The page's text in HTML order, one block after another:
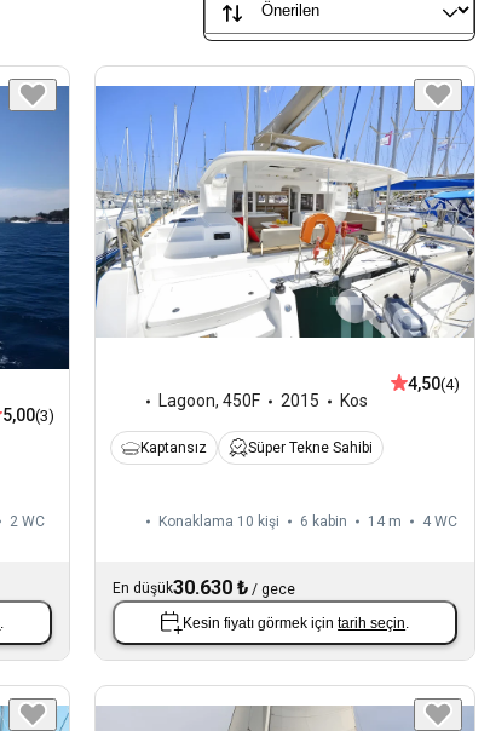
5,00(3)
2 WC
Lagoon,450F 2015 Kos
4,50(4)
Kaptansız Süper Tekne Sahibi
Konaklama 10 kişi 6 kabin 14 m 4 WC
En düşük30.630 ₺ /gece
Kesin fiyatı görmek içintarih seçin